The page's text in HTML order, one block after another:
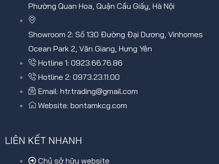
Phường Quan Hoa, Quận Cầu Giấy, Hà Nội
Showroom 2: Số 130 Đường Đại Dương, Vinhomes
Ocean Park 2, Văn Giang, Hưng Yên
Hotline 1: 0923.66.76.86
Hotline 2: 0973.23.11.00
Email: htr.trading@gmail.com
Website: bontamkcg.com
LIÊN KẾT NHANH
Chủ sở hữu website